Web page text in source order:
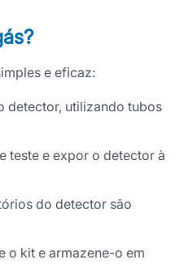
e eficaz:
detector, utilizando tubos
teste e expor o detector à
do detector são
o kit e armazene-o em